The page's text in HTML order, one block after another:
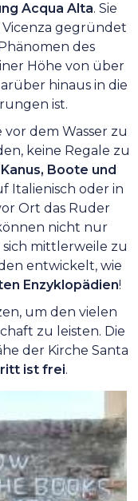
Acqua Alta. Sie
gegründet
des
Höhe von über
hinaus in die
ist.
dem Wasser zu
keine Regale zu
Boote und
Italienisch oder in
Ort das Ruder
nicht nur
mittlerweile zu
entwickelt, wie
Enzyklopädien!
um den vielen
zu leisten. Die
der Kirche Santa
ist frei.